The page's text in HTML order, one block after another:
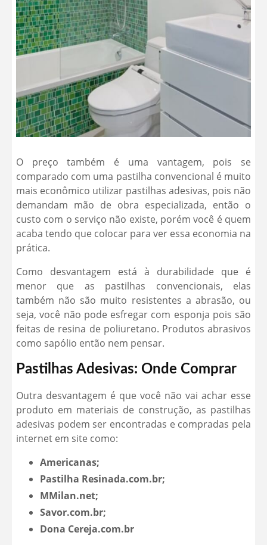
O preço também é uma vantagem, pois se
comparado com uma pastilha convencional é muito
mais econômico utilizar pastilhas adesivas, pois não
demandam mão de obra especializada, então o
custo com o serviço não existe, porém você é quem
acaba tendo que colocar para ver essa economia na
prática.
Como desvantagem está à durabilidade que é
menor que as pastilhas convencionais, elas
também não são muito resistentes a abrasão, ou
seja, você não pode esfregar com esponja pois são
feitas de resina de poliuretano. Produtos abrasivos
como sapólio então nem pensar.
Pastilhas Adesivas: Onde Comprar
Outra desvantagem é que você não vai achar esse
produto em materiais de construção, as pastilhas
adesivas podem ser encontradas e compradas pela
internet em site como:
Americanas;
Pastilha Resinada.com.br;
MMilan.net;
Savor.com.br;
Dona Cereja.com.br